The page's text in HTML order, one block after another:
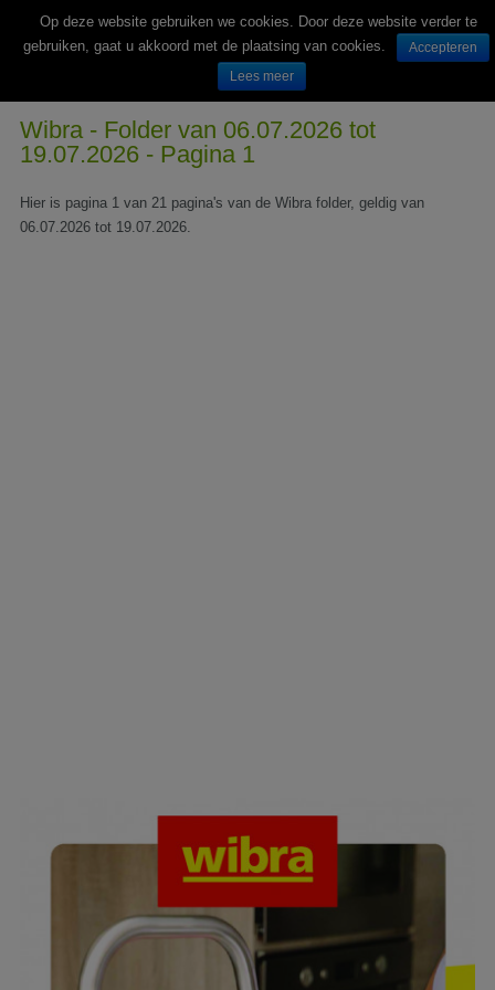
Wekelijks nieuwe folders van Nederlandse supermarkten en winkels
Wibra - Folder van 06.07.2026 tot
19.07.2026 - Pagina 1
Hier is pagina 1 van 21 pagina's van de Wibra folder, geldig van
06.07.2026 tot 19.07.2026.
Op deze website gebruiken we cookies. Door deze website verder te
gebruiken, gaat u akkoord met de plaatsing van cookies.
Accepteren
Lees meer